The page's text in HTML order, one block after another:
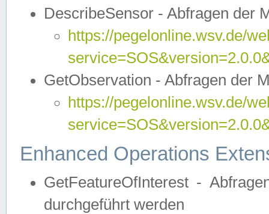
DescribeSensor - Abfragen der
https://pegelonline.wsv.de/
GetObservation - Abfragen der
https://pegelonline.wsv.de/
Enhanced Operations
GetFeatureOfInterest -
durchgeführt werden